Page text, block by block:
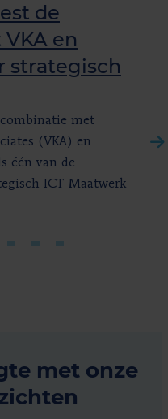
de
en
strategisch
met
(VKA) en
één van de
ICT Maatwerk
met onze